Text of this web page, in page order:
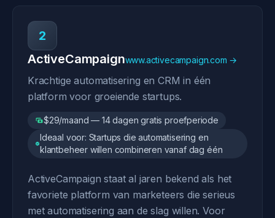
2
ActiveCampaignwww.activecampaign.com →
Krachtige automatisering en CRM in één
platform voor groeiende startups.
$29/maand — 14 dagen gratis proefperiode
Ideaal voor: Startups die automatisering en
klantbeheer willen combineren vanaf dag één
ActiveCampaign staat al jaren bekend als het
favoriete platform van marketeers die serieus
met automatisering aan de slag willen. Voor